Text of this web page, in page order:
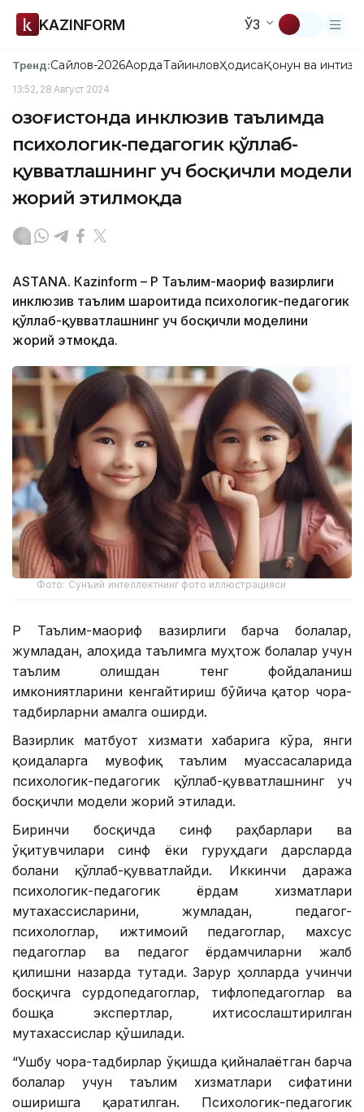
KAZINFORM ЎЗ
Тренд:Сайлов-2026АқордаТайинловҲодисаҚонун ва
13:52, 28 Август 2024
Қозоғистонда инклюзив таълимда
психологик-педагогик қўллаб-
қувватлашнинг уч босқичли модели
жорий этилмоқда
ASTANА. Кazinform – ҚР Таълим-маориф вазирлиги
инклюзив таълим шароитида психологик-педагогик
қўллаб-қувватлашнинг уч босқичли моделини
жорий этмоқда.
Фото: Сунъий интеллектнинг фото иллюстрацияси
ҚР Таълим-маориф вазирлиги барча болалар,
жумладан, алоҳида таълимга муҳтож болалар учун
таълим олишдан тенг фойдаланиш
имкониятларини кенгайтириш бўйича қатор чора-
тадбирларни амалга оширди.
Вазирлик матбуот хизмати хабарига кўра, янги
қоидаларга мувофиқ таълим муассасаларида
психологик-педагогик қўллаб-қувватлашнинг уч
босқичли модели жорий этилади.
Биринчи босқичда синф раҳбарлари ва
ўқитувчилари синф ёки гуруҳдаги дарсларда
болани қўллаб-қувватлайди. Иккинчи даража
психологик-педагогик ёрдам хизматлари
мутахассисларини, жумладан, педагог-
психологлар, ижтимоий педагоглар, махсус
педагоглар ва педагог ёрдамчиларни жалб
қилишни назарда тутади. Зарур ҳолларда учинчи
босқичга сурдопедагоглар, тифлопедагоглар ва
бошқа экспертлар, ихтисослаштирилган
мутахассислар қўшилади.
“Ушбу чора-тадбирлар ўқишда қийналаётган барча
болалар учун таълим хизматлари сифатини
оширишга қаратилган. Психологик-педагогик